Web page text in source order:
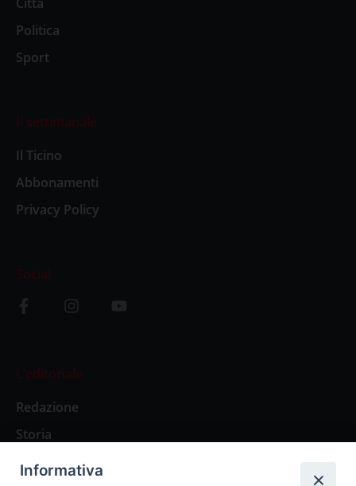
Politica
Sport
Il settimanale
Il Ticino
Abbonamenti
Privacy Policy
Social
L’editoriale
Redazione
Storia
Informativa